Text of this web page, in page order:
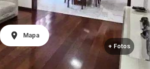
Mapa
+ Fotos